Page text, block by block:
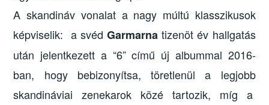
A skandináv vonalat a nagy múltú klasszikusok
képviselik: a svédGarmarna tizenöt év hallgatás
után jelentkezett a “6” című új albummal 2016-
ban, hogy bebizonyítsa, töretlenül a legjobb
skandináviai zenekarok közé tartozik, míg a